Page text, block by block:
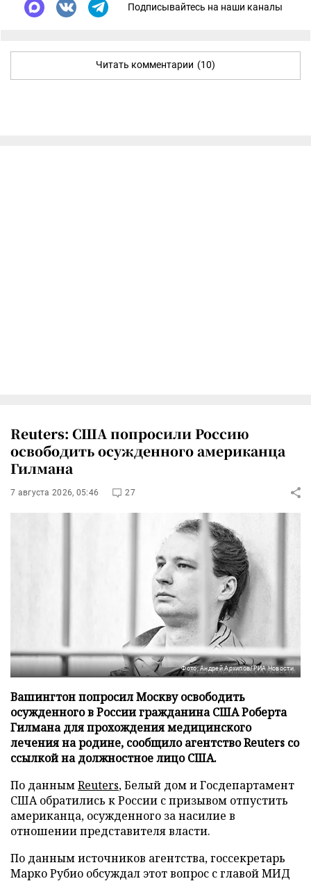
Подписывайтесь на наши каналы
Читать комментарии (10)
Reuters: США попросили Россию
освободить осужденного американца
Гилмана
7 августа 2026, 05:46 27
Фото: Андрей Архипов/РИА Новости
Вашингтон попросил Москву освободить
осужденного в России гражданина США Роберта
Гилмана для прохождения медицинского
лечения на родине, сообщило агентство Reuters со
ссылкой на должностное лицо США.
По даннымReuters, Белый дом и Госдепартамент
США обратились к России с призывом отпустить
американца, осужденного за насилие в
отношении представителя власти.
По данным источников агентства, госсекретарь
Марко Рубио обсуждал этот вопрос с главой МИД